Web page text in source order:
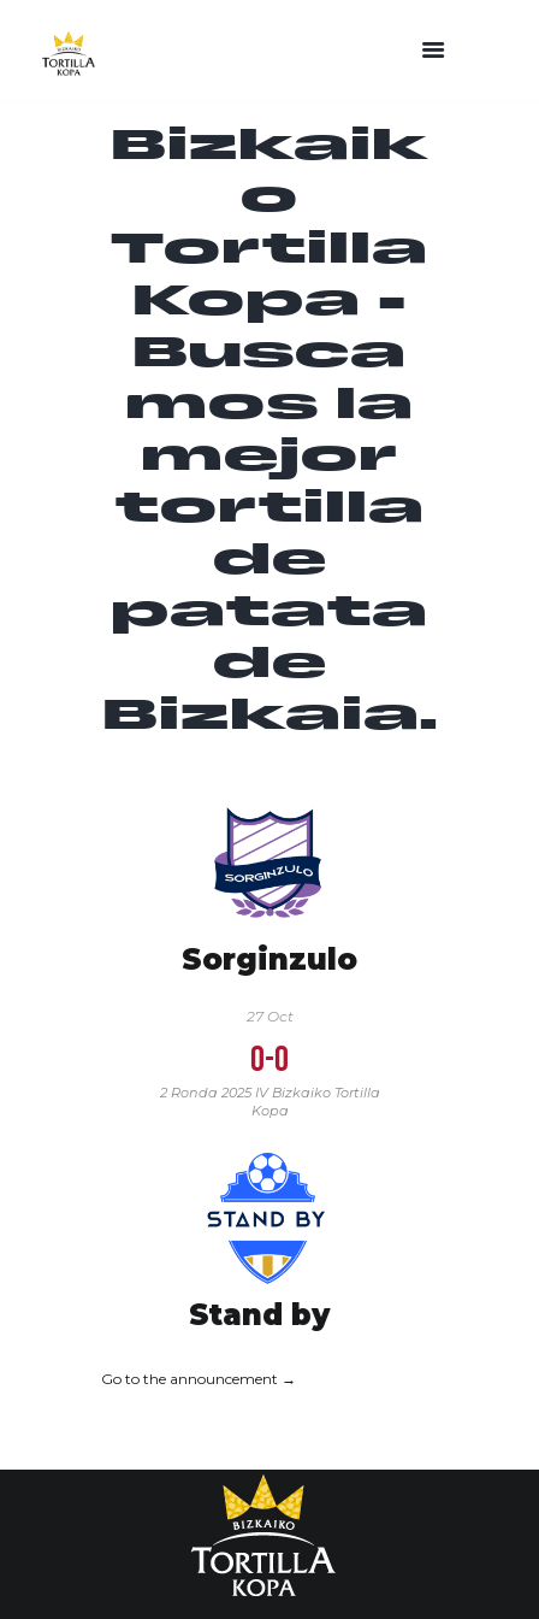
Bizkaik
o
Tortilla
Kopa -
Busca
mos la
mejor
tortilla
de
patata
de
Bizkaia.
Sorginzulo
27 Oct
0-0
2 Ronda 2025 IV Bizkaiko Tortilla
Kopa
Stand by
Go to the announcement →